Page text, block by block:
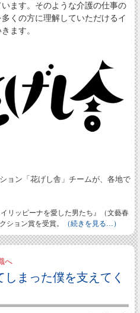
ます。そのような介護の仕事の
くの方に理解していただけるイ
ます。
ョン「花げし舎」チームが、各地で
リッピーナを愛した男たち』（文藝春
ション賞を受賞。
（続きを見る…）
へ
まった僕を支えてく